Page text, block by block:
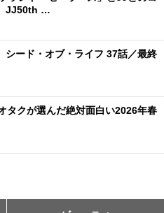
JJ50th …
シード・オブ・ライフ 37話／最終
タクが選んだ絶対面白い2026年春